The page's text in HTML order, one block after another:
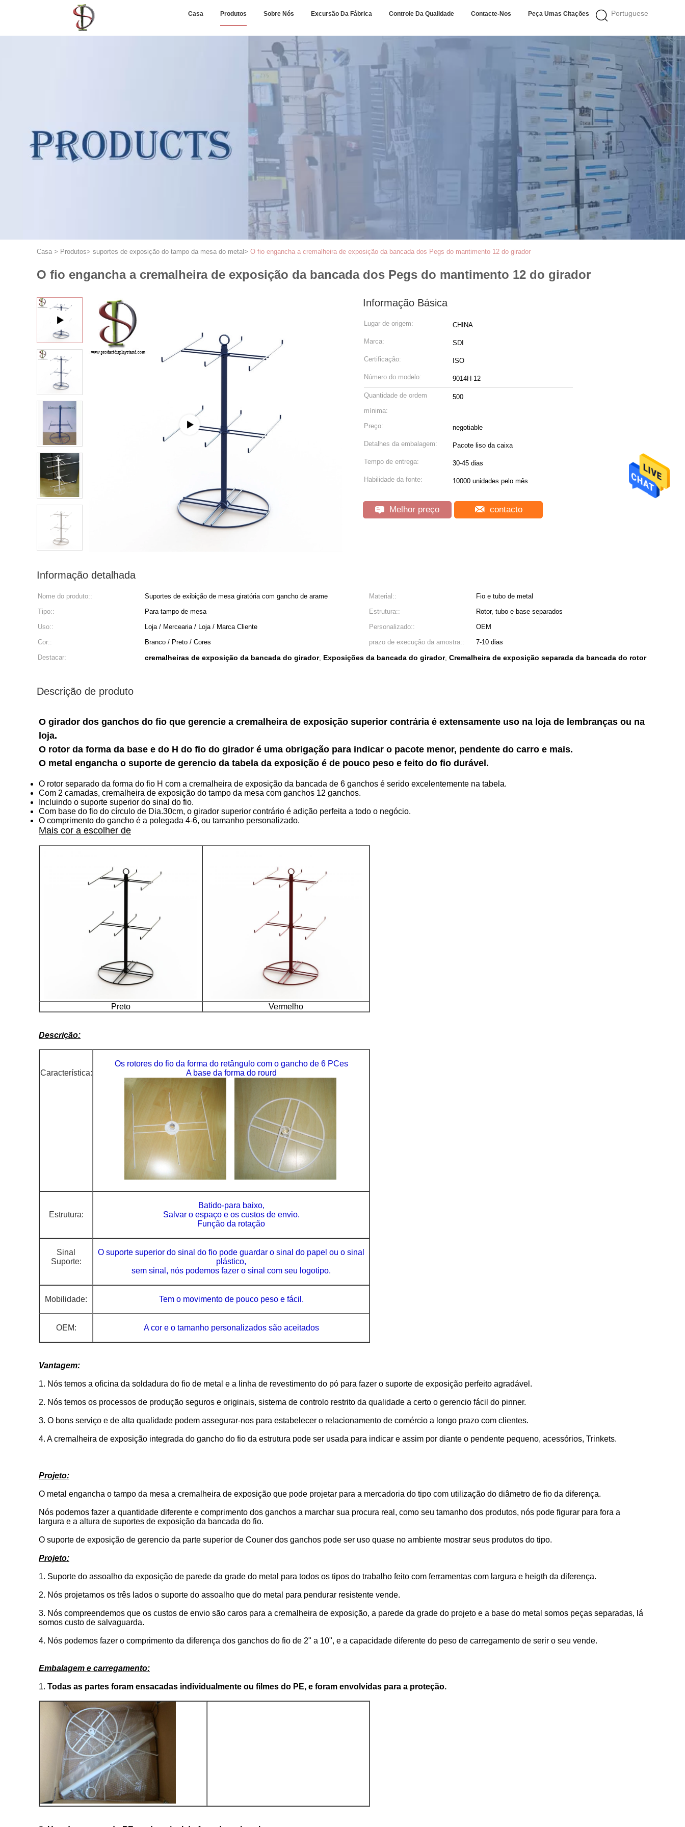
Portuguese
Casa Produtos Sobre Nós Excursão Da Fábrica Controle Da Qualidade Contacte-Nos Peça Umas Citações
Casa > Produtos> suportes de exposição do tampo da mesa do metal > O fio engancha a cremalheira de exposição da bancada dos Pegs do mantimento 12 do girador
O fio engancha a cremalheira de exposição da bancada dos Pegs do mantimento 12 do girador
Informação Básica
Lugar de origem: CHINA
Marca: SDI
Certificação: ISO
Número do modelo: 9014H-12
Quantidade de ordem
mínima:
500
Preço: negotiable
Detalhes da embalagem: Pacote liso da caixa
Tempo de entrega: 30-45 dias
Habilidade da fonte: 10000 unidades pelo mês
Melhor preço contacto
Informação detalhada
Nome do produto:: Suportes de exibição de mesa giratória com gancho de arame Material::
Fio e tubo de metal
Tipo::
Para tampo de mesa Estrutura::
Rotor, tubo e base separados
Uso::
Loja / Mercearia / Loja / Marca Cliente Personalizado::
OEM
Cor::
Branco / Preto / Cores prazo de execução da amostra::
7-10 dias
Destacar:
cremalheiras de exposição da bancada do girador, Exposições da bancada do girador, Cremalheira de exposição separada da bancada do rotor
Descrição de produto
O girador dos ganchos do fio que gerencie a cremalheira de exposição superior contrária é extensamente uso na loja de lembranças ou na
loja.
O rotor da forma da base e do H do fio do girador é uma obrigação para indicar o pacote menor, pendente do carro e mais.
O metal engancha o suporte de gerencio da tabela da exposição é de pouco peso e feito do fio durável.
O rotor separado da forma do fio H com a cremalheira de exposição da bancada de 6 ganchos é serido excelentemente na tabela.
Com 2 camadas, cremalheira de exposição do tampo da mesa com ganchos 12 ganchos.
Incluindo o suporte superior do sinal do fio.
Com base do fio do círculo de Dia.30cm, o girador superior contrário é adição perfeita a todo o negócio.
O comprimento do gancho é a polegada 4-6, ou tamanho personalizado.
Mais cor a escolher de
Preto Vermelho
Descrição:
Característica:
Os rotores do fio da forma do retângulo com o gancho de 6 PCes
A base da forma do rourd
Estrutura:
Batido-para baixo,
Salvar o espaço e os custos de envio.
Função da rotação
Sinal
Suporte:
O suporte superior do sinal do fio pode guardar o sinal do papel ou o sinal
plástico,
sem sinal, nós podemos fazer o sinal com seu logotipo.
Mobilidade: Tem o movimento de pouco peso e fácil.
OEM: A core o tamanho personalizados são aceitados
Vantagem:
1. Nós temos a oficina da soldadura do fio de metal e a linha de revestimento do pó para fazer o suporte de exposição perfeito agradável.
2. Nós temos os processos de produção seguros e originais, sistema de controlo restrito da qualidade a certo o gerencio fácil do pinner.
3. O bons serviço e de alta qualidade podem assegurar-nos para estabelecer o relacionamento de comércio a longo prazo com clientes.
4. A cremalheira de exposição integrada do gancho do fio da estrutura pode ser usada para indicar e assim por diante o pendente pequeno, acessórios, Trinkets.
Projeto:
O metal engancha o tampo da mesa a cremalheira de exposição que pode projetar para a mercadoria do tipo com utilização do diâmetro de fio da diferença.
Nós podemos fazer a quantidade diferente e comprimento dos ganchos a marchar sua procura real, como seu tamanho dos produtos, nós pode figurar para fora a
largura e a altura de suportes de exposição da bancada do fio.
O suporte de exposição de gerencio da parte superior de Couner dos ganchos pode ser uso quase no ambiente mostrar seus produtos do tipo.
Projeto:
1. Suporte do assoalho da exposição de parede da grade do metal para todos os tipos do trabalho feito com ferramentas com largura e heigth da diferença.
2. Nós projetamos os três lados o suporte do assoalho que do metal para pendurar resistente vende.
3. Nós compreendemos que os custos de envio são caros para a cremalheira de exposição, a parede da grade do projeto e a base do metal somos peças separadas, lá
somos custo de salvaguarda.
4. Nós podemos fazer o comprimento da diferença dos ganchos do fio de 2" a 10", e a capacidade diferente do peso de carregamento de serir o seu vende.
Embalagem e carregamento:
1. Todas as partes foram ensacadas individualmente ou filmes do PE, e foram envolvidas para a proteção.